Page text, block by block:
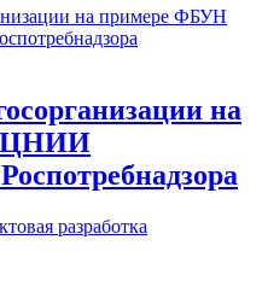
на
ЦНИИ